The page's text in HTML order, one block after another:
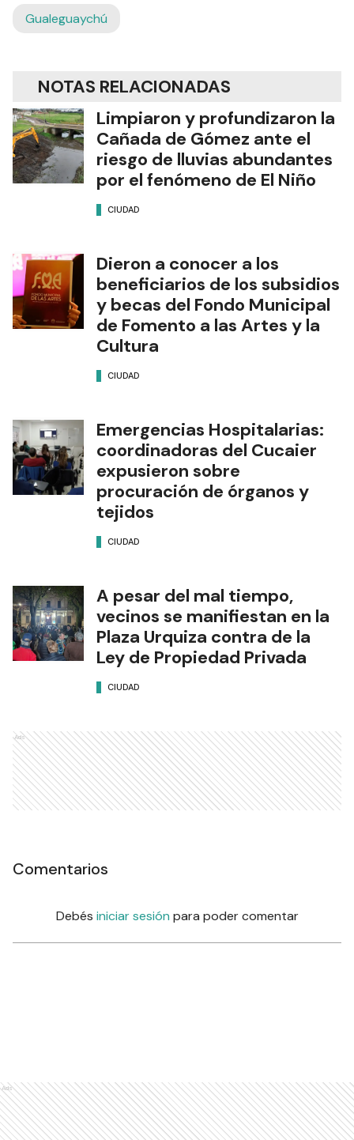
Gualeguaychú
NOTAS RELACIONADAS
Limpiaron y profundizaron la
Cañada de Gómez ante el
riesgo de lluvias abundantes
por el fenómeno de El Niño
CIUDAD
Dieron a conocer a los
beneficiarios de los subsidios
y becas del Fondo Municipal
de Fomento a las Artes y la
Cultura
CIUDAD
Emergencias Hospitalarias:
coordinadoras del Cucaier
expusieron sobre
procuración de órganos y
tejidos
CIUDAD
A pesar del mal tiempo,
vecinos se manifiestan en la
Plaza Urquiza contra de la
Ley de Propiedad Privada
CIUDAD
Ads
Comentarios
Debés iniciar sesión para poder comentar
Ads